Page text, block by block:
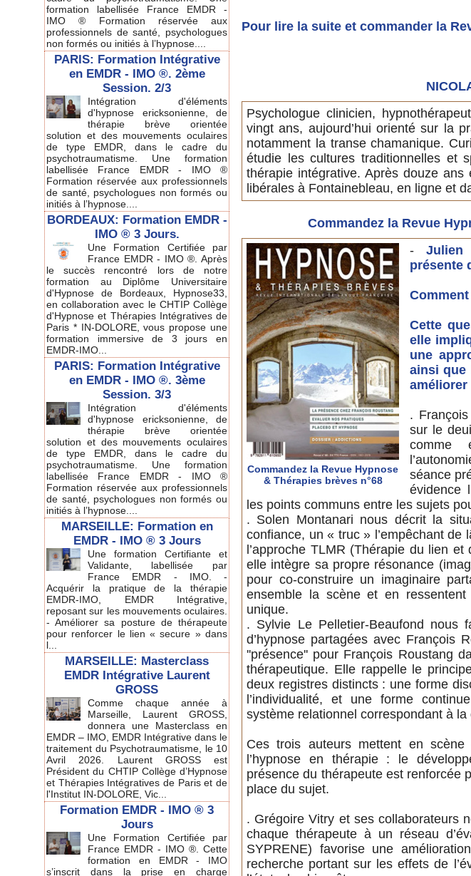
formation labellisée France EMDR -
IMO ® Formation réservée aux
professionnels de santé, psychologues
non formés ou initiés à l’hypnose....
PARIS: Formation Intégrative
en EMDR - IMO ®. 2ème
Session. 2/3
Intégration d'éléments
d'hypnose ericksonienne, de
thérapie brève orientée
solution et des mouvements oculaires
de type EMDR, dans le cadre du
psychotraumatisme. Une formation
labellisée France EMDR - IMO ®
Formation réservée aux professionnels
de santé, psychologues non formés ou
initiés à l’hypnose....
BORDEAUX: Formation EMDR -
IMO ® 3 Jours.
Une Formation Certifiée par
France EMDR - IMO ®. Après
le succès rencontré lors de notre
formation au Diplôme Universitaire
d'Hypnose de Bordeaux, Hypnose33,
en collaboration avec le CHTIP Collège
d'Hypnose et Thérapies Intégratives de
Paris * IN-DOLORE, vous propose une
formation immersive de 3 jours en
EMDR-IMO...
PARIS: Formation Intégrative
en EMDR - IMO ®. 3ème
Session. 3/3
Intégration d'éléments
d'hypnose ericksonienne, de
thérapie brève orientée
solution et des mouvements oculaires
de type EMDR, dans le cadre du
psychotraumatisme. Une formation
labellisée France EMDR - IMO ®
Formation réservée aux professionnels
de santé, psychologues non formés ou
initiés à l’hypnose....
MARSEILLE: Formation en
EMDR - IMO ® 3 Jours
Une formation Certifiante et
Validante, labellisée par
France EMDR - IMO. -
Acquérir la pratique de la thérapie
EMDR-IMO, EMDR Intégrative,
reposant sur les mouvements oculaires.
- Améliorer sa posture de thérapeute
pour renforcer le lien « secure » dans
l...
MARSEILLE: Masterclass
EMDR Intégrative Laurent
GROSS
Comme chaque année à
Marseille, Laurent GROSS,
donnera une Masterclass en
EMDR – IMO, EMDR Intégrative dans le
traitement du Psychotraumatisme, le 10
Avril 2026. Laurent GROSS est
Président du CHTIP Collège d’Hypnose
et Thérapies Intégratives de Paris et de
l'Institut IN-DOLORE, Vic...
Formation EMDR - IMO ® 3
Jours
Une Formation Certifiée par
France EMDR - IMO ®. Cette
formation en EMDR - IMO
s’inscrit dans la prise en charge
Pour lire la suite et commander la
Psychologue clinicien,
vingt ans, aujourd’hui orienté sur la
notamment la transe chamanique.
étudie les cultures traditionnelles et
thérapie intégrative. Après douze
libérales à Fontainebleau, en ligne et
Commandez la Revue
Commandez la Revue Hypnose
& Thérapies brèves n°68
-
présente
Cette
elle
une
ainsi que
améliorer
.
sur le
comme
séance
évidence
les points communs entre les sujets
. Solen Montanari nous décrit la
confiance, un « truc » l’empêchant
l’approche TLMR (Thérapie du lien
elle intègre sa propre résonance
pour co-construire un imaginaire
ensemble la scène et en
unique.
. Sylvie Le Pelletier-Beaufond nous
d’hypnose partagées avec François
''présence'' pour François Roustang
thérapeutique. Elle rappelle le
deux registres distincts : une forme
l’individualité, et une forme
système relationnel correspondant à
Ces trois auteurs mettent en
l’hypnose en thérapie : le
présence du thérapeute est renforcée
place du sujet.
. Grégoire Vitry et ses collaborateurs
chaque thérapeute à un réseau
SYPRENE) favorise une
recherche portant sur les effets de